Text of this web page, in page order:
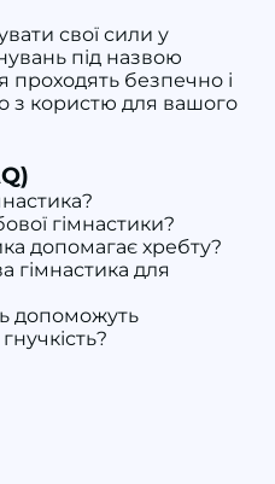
свої сили у
під назвою
проходять безпечно і
з користю для вашого
гімнастики?
допомагає хребту?
гімнастика для
допоможуть